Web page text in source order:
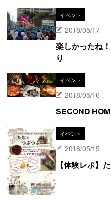
イベント
2018/05/17
楽しかったね
り
イベント
2018/05/16
SECOND
イベント
2018/05/15
【体験レポ】